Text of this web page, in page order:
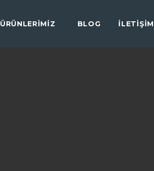
ÜRÜNLERIMIZ BLOG İLETIŞIM